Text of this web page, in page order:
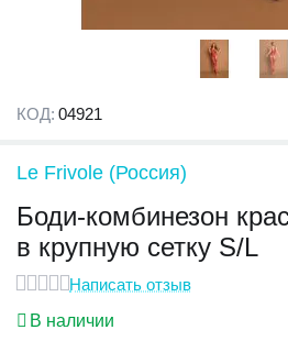
КОД: 04921
Le Frivole (Россия)
Боди-комбинезон
в крупную сетку S/L
Написать отзыв
В наличии